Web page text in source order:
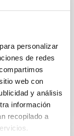
personalizar
de redes
web con
y análisis
información
recopilado a
Sagittae,
materia de
- 07:00:00